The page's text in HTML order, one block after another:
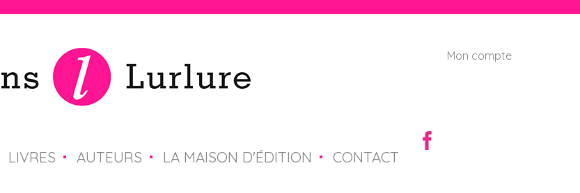
Mon compte
LIVRES AUTEURS LA MAISON D'ÉDITION CONTACT